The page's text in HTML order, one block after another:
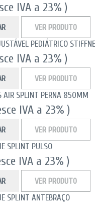
IVA a 23% )
VER PRODUTO
PEDIÁTRICO
IVA a 23% )
VER PRODUTO
AIR SPLINT PERNA 850MM
IVA a 23% )
VER PRODUTO
SPLINT PULSO
IVA a 23% )
VER PRODUTO
SPLINT ANTEBRAÇO